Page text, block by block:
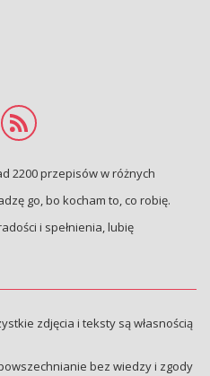
2200 przepisów w różnych
go, bo kocham to, co robię.
i spełnienia, lubię
zdjęcia i teksty są własnością
bez wiedzy i zgody